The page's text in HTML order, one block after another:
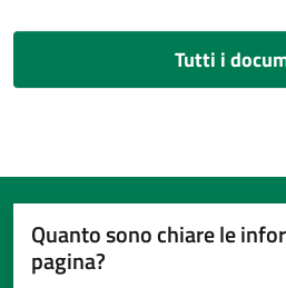
Tutti i
Quanto sono chiare le
pagina?